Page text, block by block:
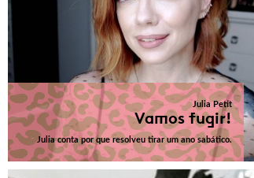
Julia Petit
Vamos fugir!
Julia conta por que resolveu tirar um ano sabático.